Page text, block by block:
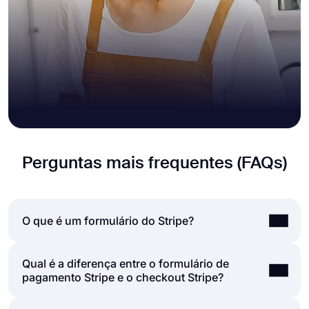
Perguntas mais frequentes (FAQs)
O que é um formulário do Stripe?
Um formulário Stripe é um formulário online que
permite a coleta de pagamentos através da
Qual é a diferença entre o formulário de
pagamento Stripe e o checkout Stripe?